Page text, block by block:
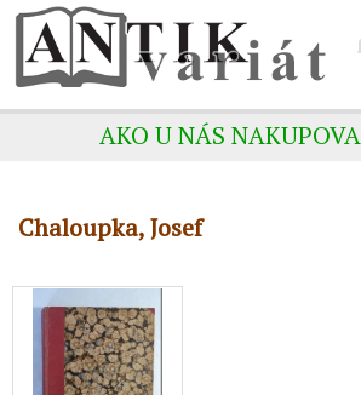
AKO U NÁS
Chaloupka, Josef